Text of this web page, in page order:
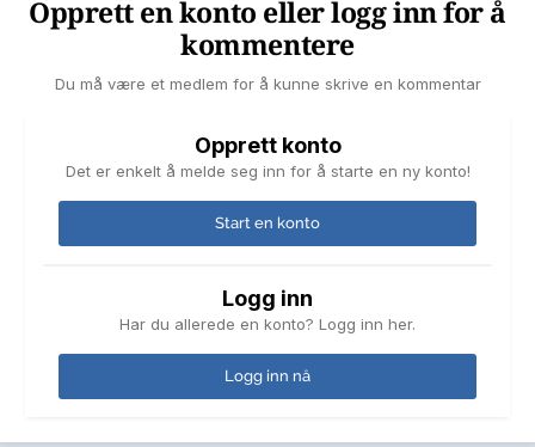
Opprett en konto eller logg inn for å
kommentere
Du må være et medlem for å kunne skrive en kommentar
Opprett konto
Det er enkelt å melde seg inn for å starte en ny konto!
Start en konto
Logg inn
Har du allerede en konto? Logg inn her.
Logg inn nå